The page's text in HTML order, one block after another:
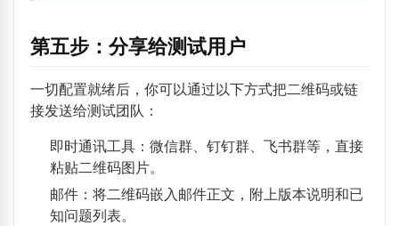
第五步：分享给测试用户
一切配置就绪后，你可以通过以下方式把二维码或链
接发送给测试团队：
即时通讯工具：微信群、钉钉群、飞书群等，直接
粘贴二维码图片。
邮件：将二维码嵌入邮件正文，附上版本说明和已
知问题列表。